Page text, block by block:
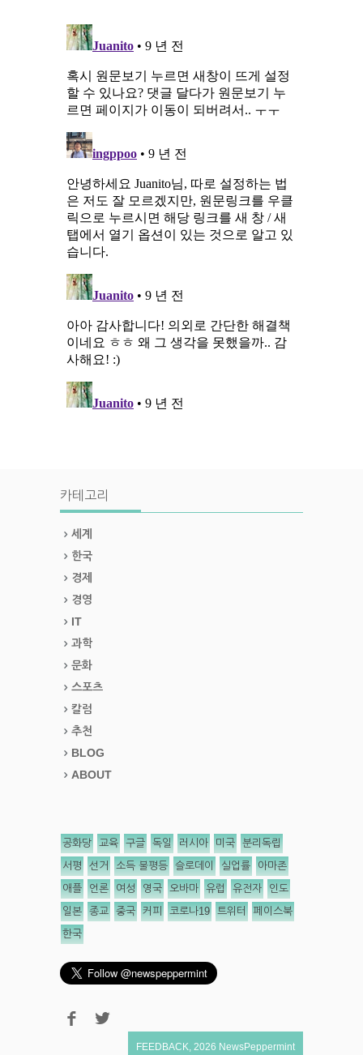
카테고리
세계
한국
경제
경영
IT
과학
문화
스포츠
칼럼
추천
BLOG
ABOUT
공화당 교육 구글 독일 러시아 미국 분리독립
서평 선거 소득 불평등 슬로데이 실업률 아마존
애플 언론 여성 영국 오바마 유럽 유전자 인도
일본 종교 중국 커피 코로나19 트위터 페이스북
한국
FEEDBACK 2026 NewsPeppermint